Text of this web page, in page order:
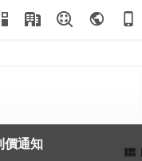
public phone_iphone
更強大的進階價量圖
價通知
view_quilt